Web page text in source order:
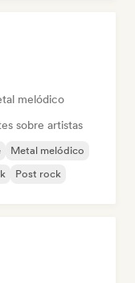
melódico
sobre artistas
Metal melódico
Post rock